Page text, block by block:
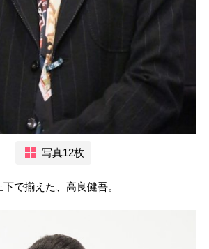
写真12枚
で揃えた、高良健吾。